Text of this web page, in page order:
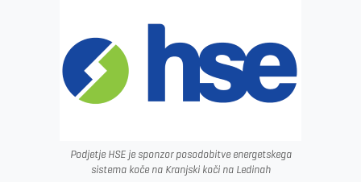
Podjetje HSE je sponzor posodobitve energetskega
sistema koče na Kranjski koči na Ledinah